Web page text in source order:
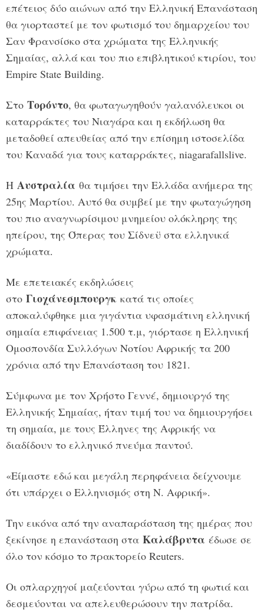
επέτειος δύο αιώνων από την Ελληνική Επανάσταση
θα γιορταστεί με τον φωτισμό του δημαρχείου του
Σαν Φρανσίσκο στα χρώματα της Ελληνικής
Σημαίας, αλλά και του πιο επιβλητικού κτιρίου, του
Empire State Building.
Στο Τoρόντο, θα φωταγωγηθούν γαλανόλευκοι οι
καταρράκτες του Νιαγάρα και η εκδήλωση θα
μεταδοθεί απευθείας από την επίσημη ιστοσελίδα
του Καναδά για τους καταρράκτες, niagarafallslive.
Η Αυστραλία θα τιμήσει την Ελλάδα ανήμερα της
25ης Μαρτίου. Αυτό θα συμβεί με την φωταγώγηση
του πιο αναγνωρίσιμου μνημείου ολόκληρης της
ηπείρου, της Όπερας του Σίδνεϋ στα ελληνικά
χρώματα.
Με επετειακές εκδηλώσεις
στο Γιοχάνεσμπουργκ κατά τις οποίες
αποκαλύφθηκε μια γιγάντια υφασμάτινη ελληνική
σημαία επιφάνειας 1.500 τ.μ, γιόρτασε η Ελληνική
Ομοσπονδία Συλλόγων Νοτίου Αφρικής τα 200
χρόνια από την Επανάσταση του 1821.
Σύμφωνα με τον Χρήστο Γεννέ, δημιουργό της
Ελληνικής Σημαίας, ήταν τιμή του να δημιουργήσει
τη σημαία, με τους Έλληνες της Αφρικής να
διαδίδουν το ελληνικό πνεύμα παντού.
«Είμαστε εδώ και μεγάλη περηφάνεια δείχνουμε
ότι υπάρχει ο Ελληνισμός στη Ν. Αφρική».
Την εικόνα από την αναπαράσταση της ημέρας που
ξεκίνησε η επανάσταση στα Καλάβρυτα έδωσε σε
όλο τον κόσμο το πρακτορείο Reuters.
Οι οπλαρχηγοί μαζεύονται γύρω από τη φωτιά και
δεσμεύονται να απελευθερώσουν την πατρίδα.